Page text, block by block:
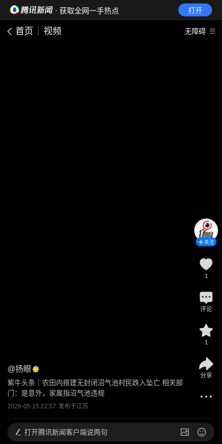
· 获取全网一手热点 打开
首页 视频 无障碍
@扬眼
紫牛头条｜农田内搭建无封闭沼气池村民跌入坠亡 相关部
门：是意外，家属指沼气池违规
2026-05-15 22:57 发布于江苏
关注
1
评论
1
分享
打开腾讯新闻客户端说两句